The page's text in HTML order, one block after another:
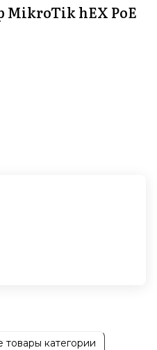
MikroTik hEX PoE
товары категории